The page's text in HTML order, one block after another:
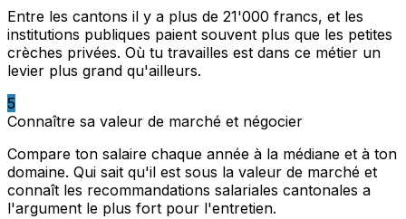
Entre les cantons il y a plus de 21'000 francs, et les
institutions publiques paient souvent plus que les petites
crèches privées. Où tu travailles est dans ce métier un
levier plus grand qu'ailleurs.
5
Connaître sa valeur de marché et négocier
Compare ton salaire chaque année à la médiane et à ton
domaine. Qui sait qu'il est sous la valeur de marché et
connaît les recommandations salariales cantonales a
l'argument le plus fort pour l'entretien.